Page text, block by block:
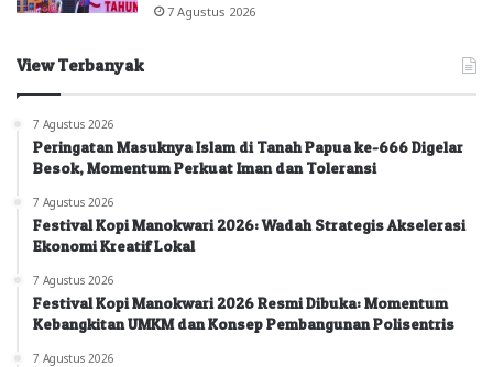
7 Agustus 2026
View Terbanyak
7 Agustus 2026
Peringatan Masuknya Islam di Tanah Papua ke-666 Digelar
Besok, Momentum Perkuat Iman dan Toleransi
7 Agustus 2026
Festival Kopi Manokwari 2026: Wadah Strategis Akselerasi
Ekonomi Kreatif Lokal
7 Agustus 2026
Festival Kopi Manokwari 2026 Resmi Dibuka: Momentum
Kebangkitan UMKM dan Konsep Pembangunan Polisentris
7 Agustus 2026